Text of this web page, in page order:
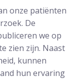
onze patiënten
De
we op
zien zijn. Naast
kunnen
hun ervaring